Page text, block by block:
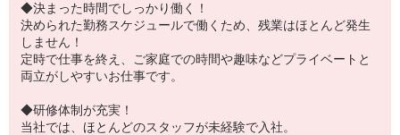
◆決まった時間でしっかり働く！
決められた勤務スケジュールで働くため、残業はほとんど発生
しません！
定時で仕事を終え、ご家庭での時間や趣味などプライベートと
両立がしやすいお仕事です。
◆研修体制が充実！
当社では、ほとんどのスタッフが未経験で入社。